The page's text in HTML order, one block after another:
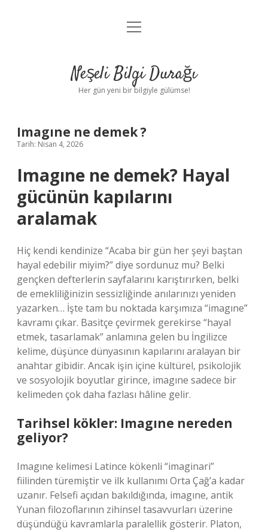
Anasayfa
Yasal Uyarı
menüyü
Neşeli Bilgi Durağı
Her gün yeni bir bilgiyle gülümse!
Imagıne ne demek ?
Tarih: Nisan 4, 2026
Imagıne ne demek? Hayal
gücünün kapılarını
aralamak
Hiç kendi kendinize “Acaba bir gün her şeyi baştan
hayal edebilir miyim?” diye sordunuz mu? Belki
gençken defterlerin sayfalarını karıştırırken, belki
de emekliliğinizin sessizliğinde anılarınızı yeniden
yazarken… İşte tam bu noktada karşımıza “imagıne”
kavramı çıkar. Basitçe çevirmek gerekirse “hayal
etmek, tasarlamak” anlamına gelen bu İngilizce
kelime, düşünce dünyasının kapılarını aralayan bir
anahtar gibidir. Ancak işin içine kültürel, psikolojik
ve sosyolojik boyutlar girince, imagıne sadece bir
kelimeden çok daha fazlası hâline gelir.
Tarihsel kökler: Imagıne nereden
geliyor?
Imagıne kelimesi Latince kökenli “imaginari”
fiilinden türemiştir ve ilk kullanımı Orta Çağ’a kadar
uzanır. Felsefi açıdan bakıldığında, imagıne, antik
Yunan filozoflarının zihinsel tasavvurları üzerine
düşündüğü kavramlarla paralellik gösterir. Platon,